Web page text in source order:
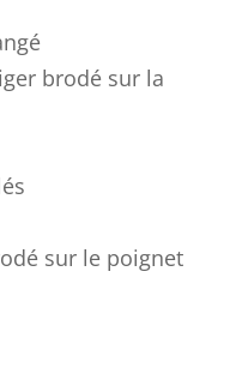
brodé sur la
sur le poignet